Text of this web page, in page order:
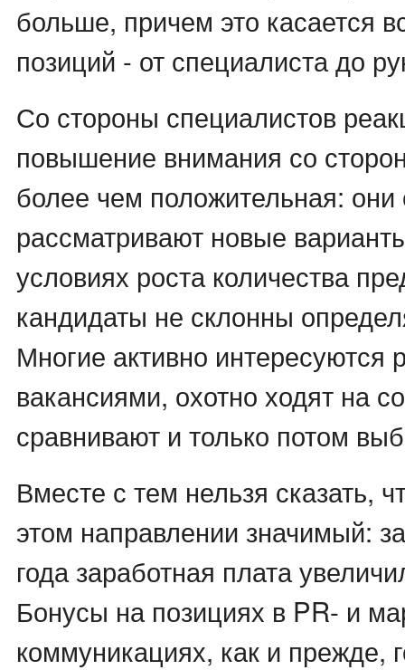
больше, причем это касается
позиций - от специалиста до
Со стороны специалистов
повышение внимания со
более чем положительная:
рассматривают новые
условиях роста количества
кандидаты не склонны
Многие активно интересуются
вакансиями, охотно ходят на
сравнивают и только потом
Вместе с тем нельзя сказать,
этом направлении значимый:
года заработная плата
Бонусы на позициях в PR- и
коммуникациях, как и прежде,